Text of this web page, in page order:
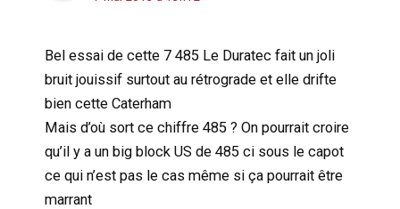
Bel essai de cette 7 485 Le Duratec fait un joli
bruit jouissif surtout au rétrograde et elle drifte
bien cette Caterham
Mais d’où sort ce chiffre 485 ? On pourrait croire
qu’il y a un big block US de 485 ci sous le capot
ce qui n’est pas le cas même si ça pourrait être
marrant